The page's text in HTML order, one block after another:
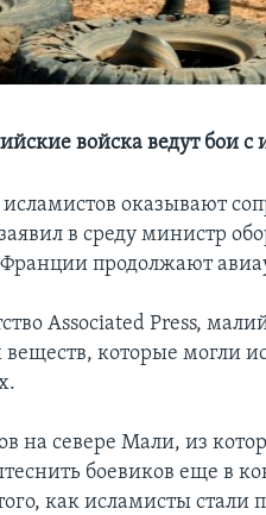
войска ведут бои с
оказывают
заявил в среду министр
продолжают
Associated Press,
которые могли
на севере Мали, из
боевиков еще в
как исламисты стали